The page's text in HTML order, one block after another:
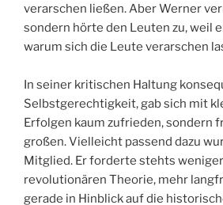
verarschen ließen. Aber Werner
sondern hörte den Leuten zu, weil
warum sich die Leute verarschen
In seiner kritischen Haltung
Selbstgerechtigkeit, gab sich mit
Erfolgen kaum zufrieden, sondern
großen. Vielleicht passend dazu
Mitglied. Er forderte stehts
revolutionären Theorie, mehr
gerade in Hinblick auf die